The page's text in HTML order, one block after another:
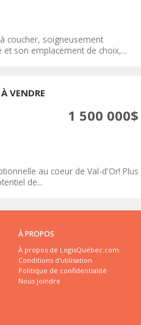
coucher, soigneusement
son emplacement de choix,...
VENDRE
1 500 000$
au coeur de Val-d'Or! Plus
de...
À PROPOS
À propos de LogisQuébec.com
Conditions d'utilisation
Politique de confidentialité
Nous joindre